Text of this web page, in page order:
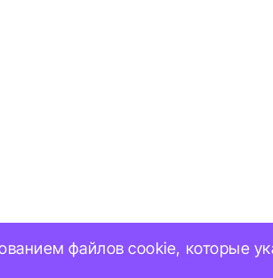
файлов cookie, которые